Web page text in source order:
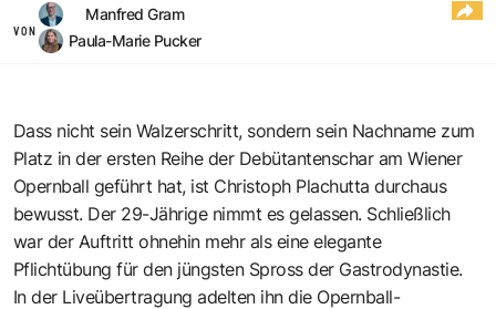
VON
Manfred Gram
Paula-Marie Pucker
Dass nicht sein Walzerschritt, sondern sein Nachname zum
Platz in der ersten Reihe der Debütantenschar am Wiener
Opernball geführt hat, ist Christoph Plachutta durchaus
bewusst. Der 29-Jährige nimmt es gelassen. Schließlich
war der Auftritt ohnehin mehr als eine elegante
Pflichtübung für den jüngsten Spross der Gastrodynastie.
In der Liveübertragung adelten ihn die Opernball-